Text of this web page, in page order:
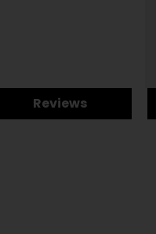
Reviews